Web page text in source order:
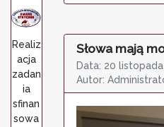
Realiz
acja
zadan
ia
sfinan
sowa
Słowa mają
Data: 20
Autor: